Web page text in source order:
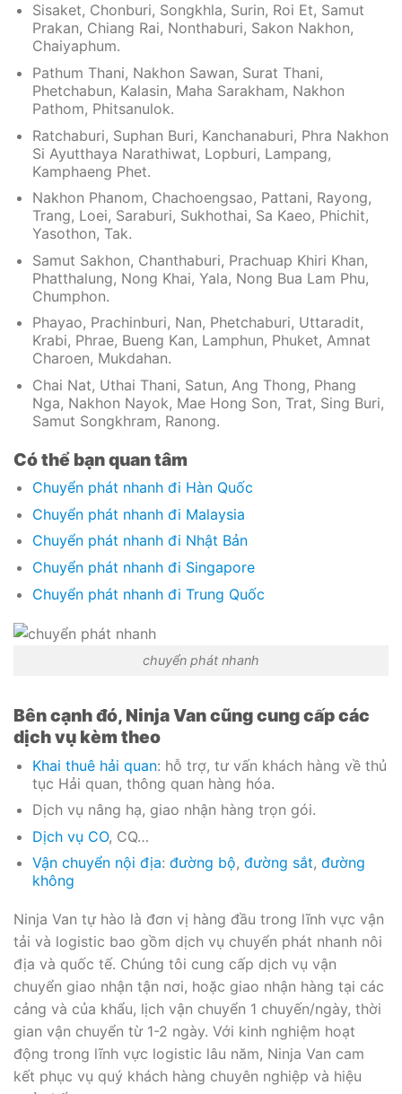
Sisaket, Chonburi, Songkhla, Surin, Roi Et, Samut
Prakan, Chiang Rai, Nonthaburi, Sakon Nakhon,
Chaiyaphum.
Pathum Thani, Nakhon Sawan, Surat Thani,
Phetchabun, Kalasin, Maha Sarakham, Nakhon
Pathom, Phitsanulok.
Ratchaburi, Suphan Buri, Kanchanaburi, Phra Nakhon
Si Ayutthaya Narathiwat, Lopburi, Lampang,
Kamphaeng Phet.
Nakhon Phanom, Chachoengsao, Pattani, Rayong,
Trang, Loei, Saraburi, Sukhothai, Sa Kaeo, Phichit,
Yasothon, Tak.
Samut Sakhon, Chanthaburi, Prachuap Khiri Khan,
Phatthalung, Nong Khai, Yala, Nong Bua Lam Phu,
Chumphon.
Phayao, Prachinburi, Nan, Phetchaburi, Uttaradit,
Krabi, Phrae, Bueng Kan, Lamphun, Phuket, Amnat
Charoen, Mukdahan.
Chai Nat, Uthai Thani, Satun, Ang Thong, Phang
Nga, Nakhon Nayok, Mae Hong Son, Trat, Sing Buri,
Samut Songkhram, Ranong.
Có thể bạn quan tâm
Chuyển phát nhanh đi Hàn Quốc
Chuyển phát nhanh đi Malaysia
Chuyển phát nhanh đi Nhật Bản
Chuyển phát nhanh đi Singapore
Chuyển phát nhanh đi Trung Quốc
chuyển phát nhanh
Bên cạnh đó, Ninja Van cũng cung cấp các
dịch vụ kèm theo
Khai thuê hải quan: hỗ trợ, tư vấn khách hàng về thủ
tục Hải quan, thông quan hàng hóa.
Dịch vụ nâng hạ, giao nhận hàng trọn gói.
Dịch vụ CO, CQ…
Vận chuyển nội địa: đường bộ, đường sắt, đường
không
Ninja Van tự hào là đơn vị hàng đầu trong lĩnh vực vận
tải và logistic bao gồm dịch vụ chuyển phát nhanh nôi
địa và quốc tế. Chúng tôi cung cấp dịch vụ vận
chuyển giao nhận tận nơi, hoặc giao nhận hàng tại các
cảng và của khẩu, lịch vận chuyển 1 chuyến/ngày, thời
gian vận chuyển từ 1-2 ngày. Với kinh nghiệm hoạt
động trong lĩnh vực logistic lâu năm, Ninja Van cam
kết phục vụ quý khách hàng chuyên nghiệp và hiệu